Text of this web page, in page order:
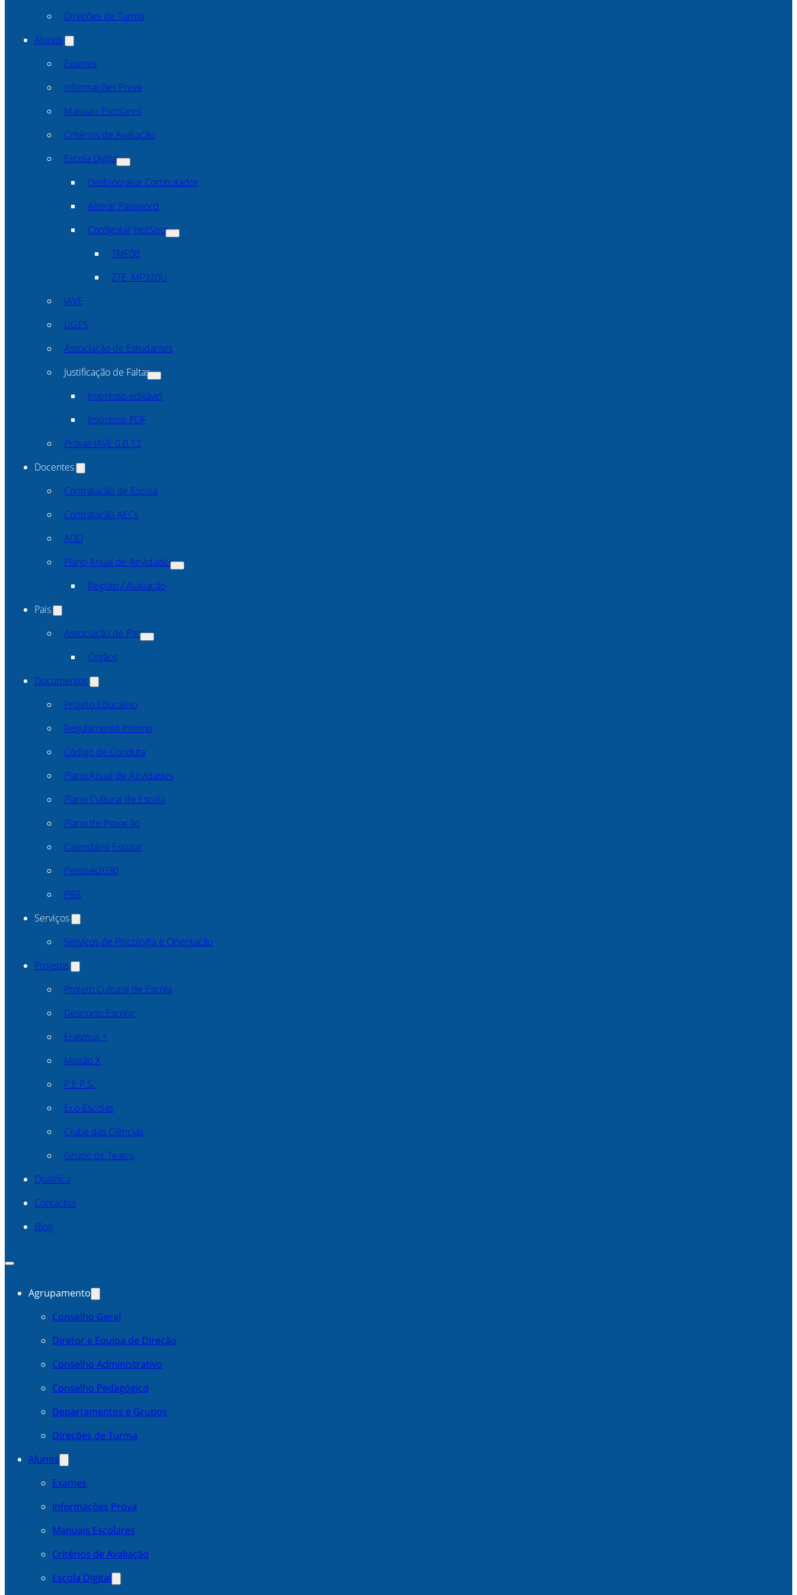
Direcões de Turma
Alunos
Exames
Informações Prova
Manuais Escolares
Critérios de Avaliação
Escola Digital
Desbloquear Computador
Alterar Password
Configurar HotSpot
TMF08
ZTE_MF920U
IAVE
DGES
Associação de Estudantes
Justificação de Faltas
Impresso editável
Impresso PDF
Provas IAVE 0.0.12
Docentes
Contratação de Escola
Contratação AECs
ADD
Plano Anual de Atividades
Registo / Avaliação
Pais
Associação de Pais
Órgãos
Documentos
Projeto Educativo
Regulamento Interno
Código de Conduta
Plano Anual de Atividades
Plano Cultural de Escola
Plano de Inovação
Calendário Escolar
Pessoas2030
PRR
Serviços
Serviços de Psicologia e Orientação
Projetos
Projeto Cultural de Escola
Desporto Escolar
Erasmus +
Missão X
P.E.P.S.
Eco-Escolas
Clube das Ciências
Grupo de Teatro
Qualifica
Contactos
Blog
Agrupamento
Conselho Geral
Diretor e Equipa de Direção
Conselho Administrativo
Conselho Pedagógico
Departamentos e Grupos
Direcões de Turma
Alunos
Exames
Informações Prova
Manuais Escolares
Critérios de Avaliação
Escola Digital